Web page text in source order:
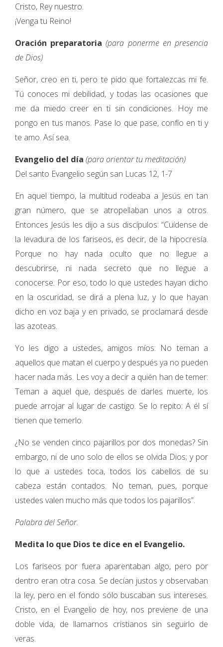
Cristo, Rey nuestro.
¡Venga tu Reino!
Oración preparatoria (para ponerme en presencia
de Dios)
Señor, creo en ti, pero te pido que fortalezcas mi fe.
Tú conoces mi debilidad, y todas las ocasiones que
me da miedo creer en ti sin condiciones. Hoy me
pongo en tus manos. Pase lo que pase, confío en ti y
te amo. Así sea.
Evangelio del día (para orientar tu meditación)
Del santo Evangelio según san Lucas 12, 1-7
En aquel tiempo, la multitud rodeaba a Jesús en tan
gran número, que se atropellaban unos a otros.
Entonces Jesús les dijo a sus discípulos: “Cuídense de
la levadura de los fariseos, es decir, de la hipocresía.
Porque no hay nada oculto que no llegue a
descubrirse, ni nada secreto que no llegue a
conocerse. Por eso, todo lo que ustedes hayan dicho
en la oscuridad, se dirá a plena luz, y lo que hayan
dicho en voz baja y en privado, se proclamará desde
las azoteas.
Yo les digo a ustedes, amigos míos: No teman a
aquellos que matan el cuerpo y después ya no pueden
hacer nada más. Les voy a decir a quién han de temer:
Teman a aquel que, después de darles muerte, los
puede arrojar al lugar de castigo. Se lo repito: A él sí
tienen que temerlo.
¿No se venden cinco pajarillos por dos monedas? Sin
embargo, ni de uno solo de ellos se olvida Dios; y por
lo que a ustedes toca, todos los cabellos de su
cabeza están contados. No teman, pues, porque
ustedes valen mucho más que todos los pajarillos”.
Palabra del Señor.
Medita lo que Dios te dice en el Evangelio.
Los fariseos por fuera aparentaban algo, pero por
dentro eran otra cosa. Se decían justos y observaban
la ley, pero en el fondo sólo buscaban sus intereses.
Cristo, en el Evangelio de hoy, nos previene de una
doble vida, de llamarnos cristianos sin seguirlo de
veras.